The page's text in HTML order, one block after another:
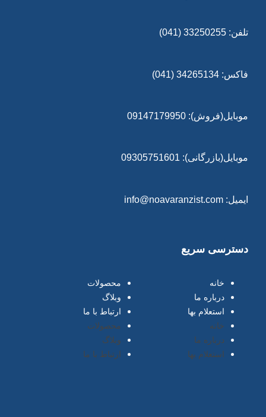
تلفن: 33250255 (041)
فاکس: 34265134 (041)
موبایل(فروش): 09147179950
موبایل(بازرگانی): 09305751601
ایمیل: info@noavaranzist.com
دسترسی سریع
خانه
محصولات
درباره ما
وبلاگ
استعلام بها
ارتباط با ما
خانه
محصولات
درباره ما
وبلاگ
استعلام بها
ارتباط با ما